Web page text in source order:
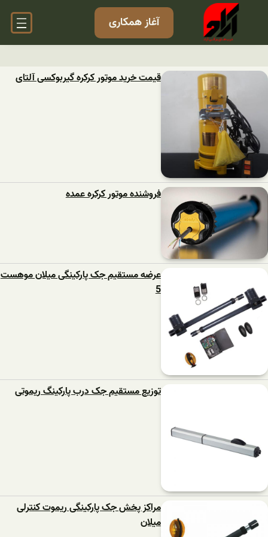
آغاز همکاری
قیمت خرید موتور کرکره گیربوکسی آلتای
فروشنده موتور کرکره عمده
عرضه مستقیم جک پارکینگی میلان موهست
5
توزیع مستقیم جک درب پارکینگ ریموتی
مراکز پخش جک پارکینگی ریموت کنترلی
میلان